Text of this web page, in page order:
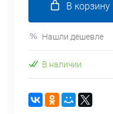
В корзину
Нашли дешевле
В наличии